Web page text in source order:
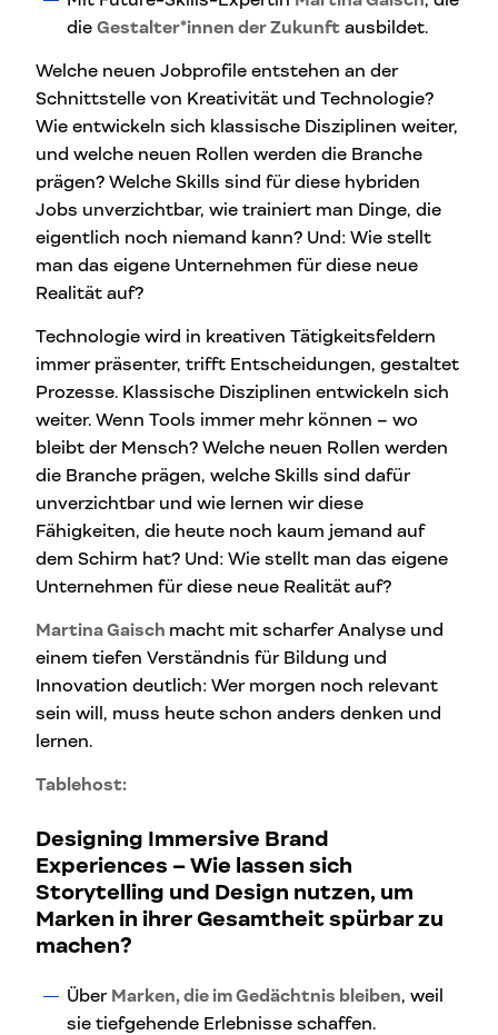
die Gestalter*innen der Zukunft ausbildet.
Welche neuen Jobprofile entstehen an der
Schnittstelle von Kreativität und Technologie?
Wie entwickeln sich klassische Disziplinen weiter,
und welche neuen Rollen werden die Branche
prägen? Welche Skills sind für diese hybriden
Jobs unverzichtbar, wie trainiert man Dinge, die
eigentlich noch niemand kann? Und: Wie stellt
man das eigene Unternehmen für diese neue
Realität auf?
Technologie wird in kreativen Tätigkeitsfeldern
immer präsenter, trifft Entscheidungen, gestaltet
Prozesse. Klassische Disziplinen entwickeln sich
weiter. Wenn Tools immer mehr können – wo
bleibt der Mensch? Welche neuen Rollen werden
die Branche prägen, welche Skills sind dafür
unverzichtbar und wie lernen wir diese
Fähigkeiten, die heute noch kaum jemand auf
dem Schirm hat? Und: Wie stellt man das eigene
Unternehmen für diese neue Realität auf?
Martina Gaisch macht mit scharfer Analyse und
einem tiefen Verständnis für Bildung und
Innovation deutlich: Wer morgen noch relevant
sein will, muss heute schon anders denken und
lernen.
Tablehost:
Designing Immersive Brand
Experiences –Wie lassen sich
Storytelling und Design nutzen, um
Marken in ihrer Gesamtheit spürbar zu
machen?
Über Marken, die im Gedächtnis bleiben, weil
sie tiefgehende Erlebnisse schaffen.